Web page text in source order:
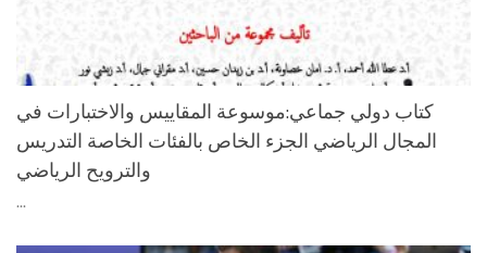
كتاب دولي جماعي:موسوعة المقاييس والاختبارات في
المجال الرياضي الجزء الخاص بالفئات الخاصة التدريس
والترويح الرياضي
...